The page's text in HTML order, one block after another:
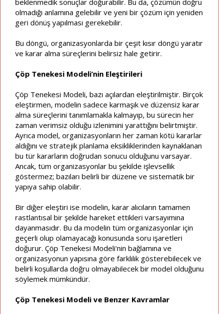
olmadığı anlamına gelebilir ve yeni bir çözüm için yeniden
geri dönüş yapılması gerekebilir.
Bu döngü, organizasyonlarda bir çeşit kısır döngü yaratır
ve karar alma süreçlerini belirsiz hale getirir.
Çöp Tenekesi Modeli’nin Eleştirileri
Çöp Tenekesi Modeli, bazı açılardan eleştirilmiştir. Birçok
eleştirmen, modelin sadece karmaşık ve düzensiz karar
alma süreçlerini tanımlamakla kalmayıp, bu sürecin her
zaman verimsiz olduğu izlenimini yarattığını belirtmiştir.
Ayrıca model, organizasyonların her zaman kötü kararlar
aldığını ve stratejik planlama eksikliklerinden kaynaklanan
bu tür kararların doğrudan sonucu olduğunu varsayar.
Ancak, tüm organizasyonlar bu şekilde işlevsellik
göstermez; bazıları belirli bir düzene ve sistematik bir
yapıya sahip olabilir.
Bir diğer eleştiri ise modelin, karar alıcıların tamamen
rastlantısal bir şekilde hareket ettikleri varsayımına
dayanmasıdır. Bu da modelin tüm organizasyonlar için
geçerli olup olamayacağı konusunda soru işaretleri
doğurur. Çöp Tenekesi Modeli'nin bağlamına ve
organizasyonun yapısına göre farklılık gösterebilecek ve
belirli koşullarda doğru olmayabilecek bir model olduğunu
söylemek mümkündür.
Çöp Tenekesi Modeli ve Benzer Kavramlar